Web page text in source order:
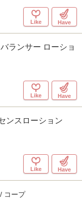
Like Have
ランサー ローショ
Like Have
ンスローション
Like Have
/ コープ